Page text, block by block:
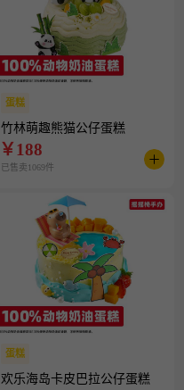
蛋糕
竹林萌趣熊猫公仔蛋糕
￥188
已售卖1069件
蛋糕
欢乐海岛卡皮巴拉公仔蛋糕